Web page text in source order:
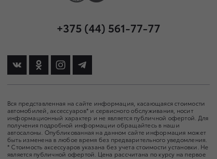
+375 (44) 561-77-77
Вся представленная на сайте информация, касающаяся стоимости
автомобилей, аксессуаров* и сервисного обслуживания, носит
информационный характер и не является публичной офертой. Для
получения подробной информации обращайтесь в наши
автосалоны. Опубликованная на данном сайте информация может
быть изменена в любое время без предварительного уведомления.
* Стоимость аксессуаров указана без учета стоимости установки. Не
является публичной офертой. Цена рассчитана по курсу на первое